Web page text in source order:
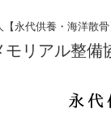
永代供養・海洋散骨
モリアル整備